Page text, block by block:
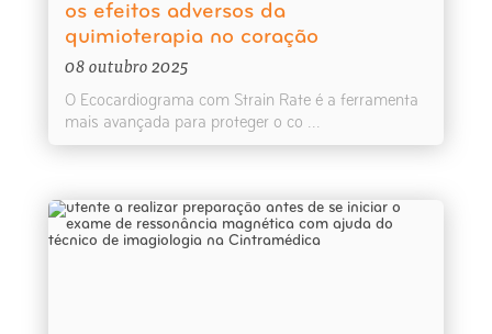
os efeitos adversos da
quimioterapia no coração
08 outubro 2025
O Ecocardiograma com Strain Rate é a ferramenta
mais avançada para proteger o co ...